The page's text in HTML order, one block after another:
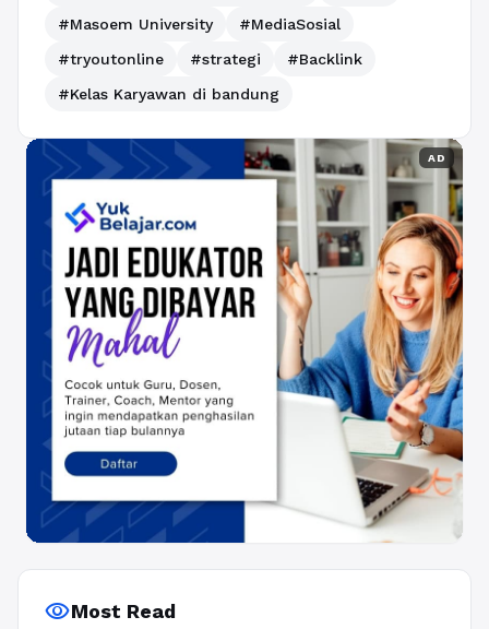
#Masoem University
#MediaSosial
#tryoutonline
#strategi
#Backlink
#Kelas Karyawan di bandung
AD
visibilityMost Read